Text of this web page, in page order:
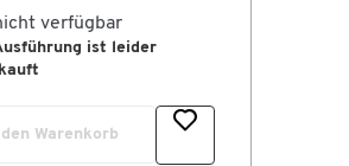
verfügbar
ist leider
Warenkorb